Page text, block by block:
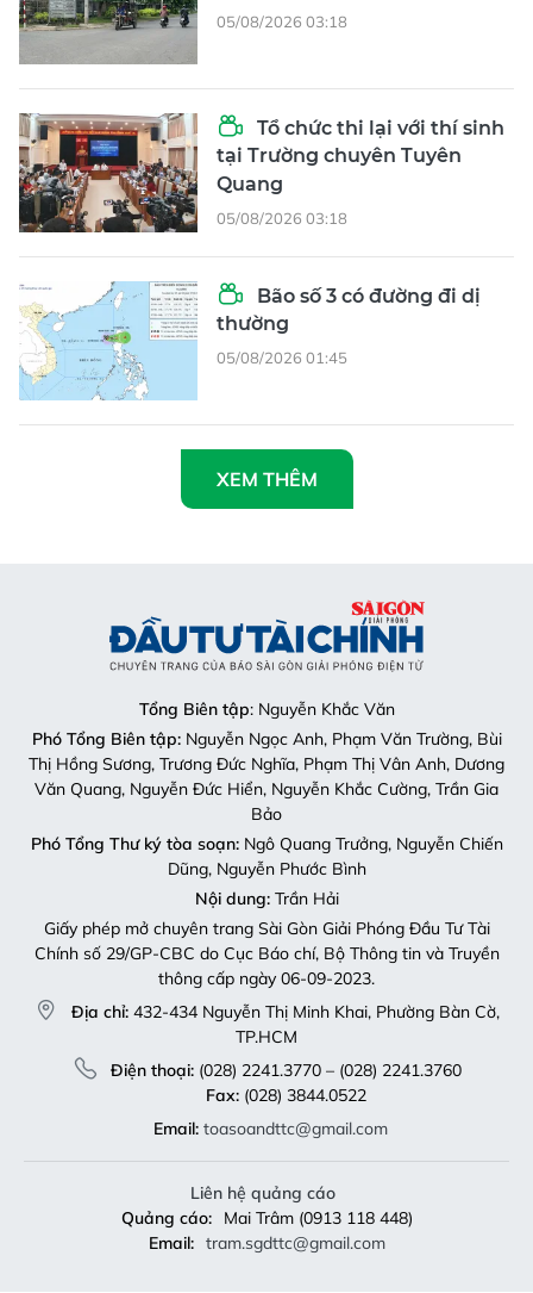
05/08/2026 03:18
Tổ chức thi lại với thí sinh
tại Trường chuyên Tuyên
Quang
05/08/2026 03:18
Bão số 3 có đường đi dị
thường
05/08/2026 01:45
XEM THÊM
Tổng Biên tập: Nguyễn Khắc Văn
Phó Tổng Biên tập:Nguyễn Ngọc Anh, Phạm Văn Trường, Bùi
Thị Hồng Sương, Trương Đức Nghĩa, Phạm Thị Vân Anh, Dương
Văn Quang, Nguyễn Đức Hiển, Nguyễn Khắc Cường, Trần Gia
Bảo
Phó Tổng Thư ký tòa soạn:Ngô Quang Trưởng, Nguyễn Chiến
Dũng, Nguyễn Phước Bình
Nội dung:Trần Hải
Giấy phép mở chuyên trang Sài Gòn Giải Phóng Đầu Tư Tài
Chính số 29/GP-CBC do Cục Báo chí, Bộ Thông tin và Truyền
thông cấp ngày 06-09-2023.
Địa chỉ: 432-434 Nguyễn Thị Minh Khai, Phường Bàn Cờ,
TP.HCM
Điện thoại:(028) 2241.3770 – (028) 2241.3760
Fax:(028) 3844.0522
Email: toasoandttc@gmail.com
Liên hệ quảng cáo
Quảng cáo:
Mai Trâm (0913 118 448)
Email: tram.sgdttc@gmail.com